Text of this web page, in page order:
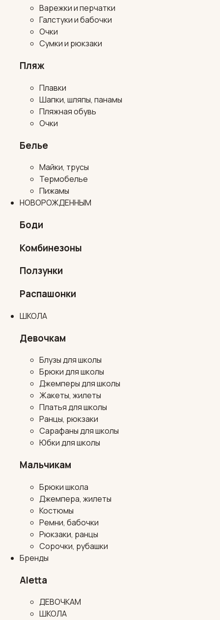
Варежки и перчатки
Галстуки и бабочки
Очки
Сумки и рюкзаки
Пляж
Плавки
Шапки, шляпы, панамы
Пляжная обувь
Очки
Белье
Майки, трусы
Термобелье
Пижамы
НОВОРОЖДЕННЫМ
Боди
Комбинезоны
Ползунки
Распашонки
ШКОЛА
Девочкам
Блузы для школы
Брюки для школы
Джемперы для школы
Жакеты, жилеты
Платья для школы
Ранцы, рюкзаки
Сарафаны для школы
Юбки для школы
Мальчикам
Брюки школа
Джемпера, жилеты
Костюмы
Ремни, бабочки
Рюкзаки, ранцы
Сорочки, рубашки
Бренды
Aletta
ДЕВОЧКАМ
ШКОЛА